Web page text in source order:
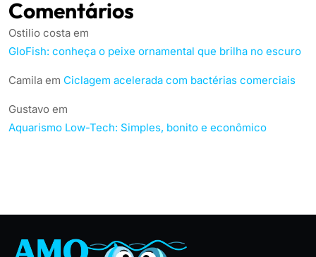
Comentários
Ostilio costa em
GloFish: conheça o peixe ornamental que brilha no escuro
Camila em Ciclagem acelerada com bactérias comerciais
Gustavo em
Aquarismo Low-Tech: Simples, bonito e econômico